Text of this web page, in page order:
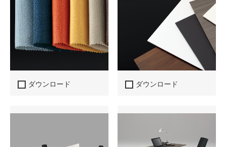
ダウンロード ダウンロード